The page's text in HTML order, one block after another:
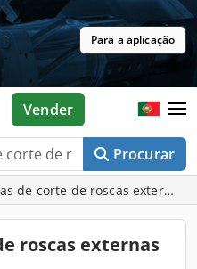
Para a aplicação
Procurar
Vender
de corte de roscas externas
roscas externas